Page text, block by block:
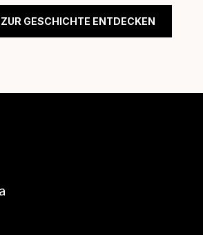
GESCHICHTE ENTDECKEN